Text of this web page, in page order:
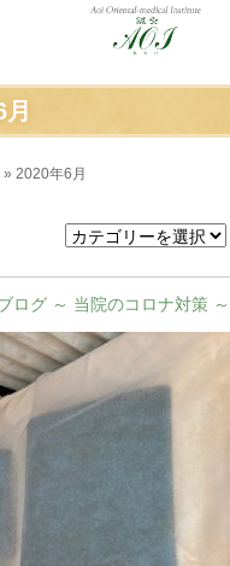
話
» 2020年6月
ログ ～ 当院のコロナ対策 ～